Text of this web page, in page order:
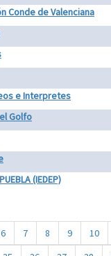
Conde de Valenciana
e Interpretes
Golfo
(IEDEP)
6 7 8 9 10